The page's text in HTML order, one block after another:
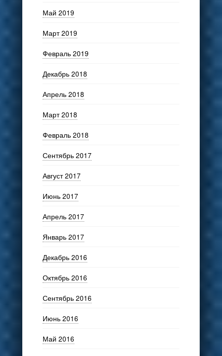
Май 2019
Март 2019
Февраль 2019
Декабрь 2018
Апрель 2018
Март 2018
Февраль 2018
Сентябрь 2017
Август 2017
Июнь 2017
Апрель 2017
Январь 2017
Декабрь 2016
Октябрь 2016
Сентябрь 2016
Июнь 2016
Май 2016